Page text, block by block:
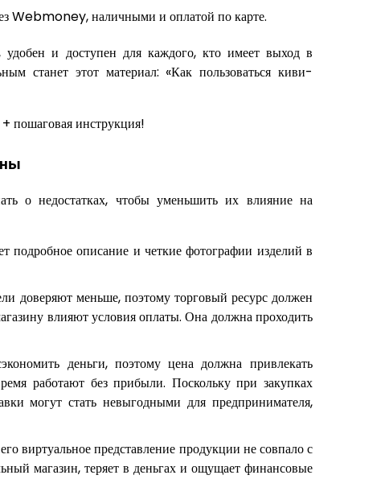
Webmoney, наличными и оплатой по карте.
и доступен для каждого, кто имеет выход в
станет этот материал: «Как пользоваться киви-
о недостатках, чтобы уменьшить их влияние на
описание и четкие фотографии изделий в
доверяют меньше, поэтому торговый ресурс должен
влияют условия оплаты. Она должна проходить
деньги, поэтому цена должна привлекать
работают без прибыли. Поскольку при закупках
могут стать невыгодными для предпринимателя,
виртуальное представление продукции не совпало с
магазин, теряет в деньгах и ощущает финансовые